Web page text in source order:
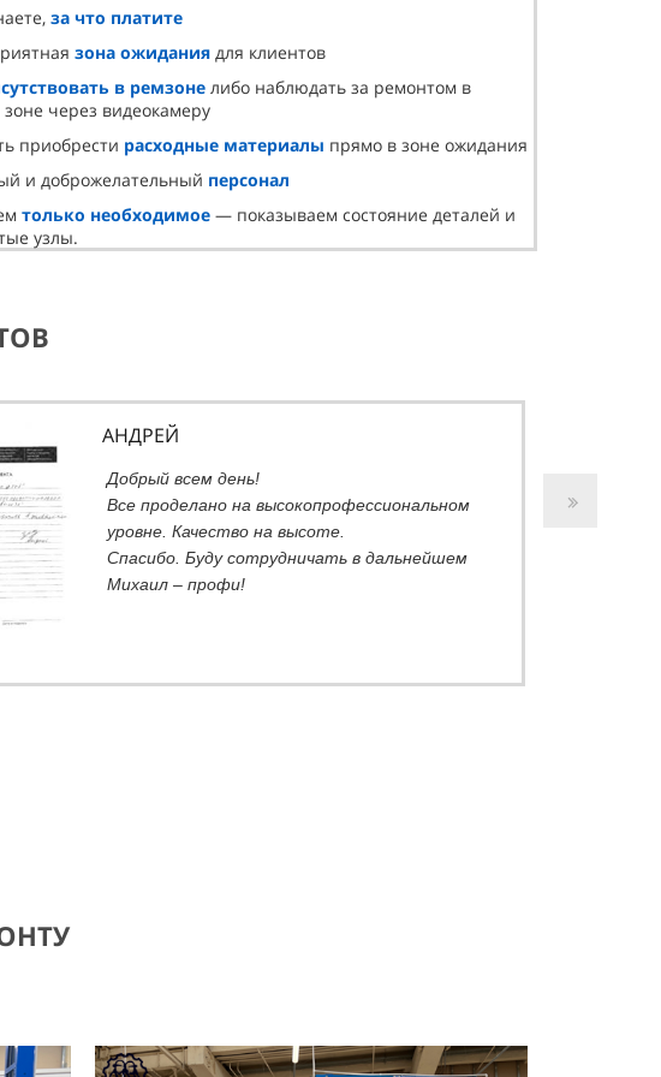
за что платите
зона ожидания для клиентов
в ремзоне либо наблюдать за ремонтом в
зоне через видеокамеру
приобрести расходные материалы прямо в зоне ожидания
и доброжелательный персонал
только необходимое — показываем состояние деталей и
узлы.
АНДРЕЙ
Добрый всем день!
Все проделано на высокопрофессиональном
уровне. Качество на высоте.
Спасибо. Буду сотрудничать в дальнейшем
Михаил – профи!